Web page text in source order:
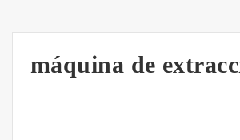
máquina de